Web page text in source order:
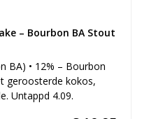
– Bourbon BA Stout
BA) • 12% – Bourbon
geroosterde kokos,
Untappd 4.09.